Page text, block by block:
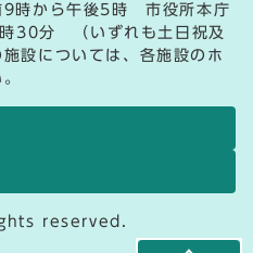
9時から午後5時 市役所本庁
30分 （いずれも土日祝及
設については、各施設のホ
reserved.